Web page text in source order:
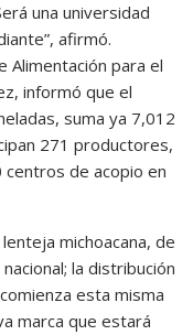
una universidad
afirmó.
Alimentación para el
informó que el
suma ya 7,012
271 productores,
de acopio en
michoacana, de
la distribución
esta misma
marca que estará